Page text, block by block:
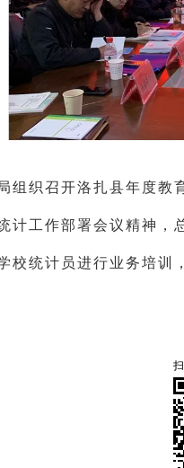
组织召开洛扎县年度教
计工作部署会议精神
校统计员进行业务培